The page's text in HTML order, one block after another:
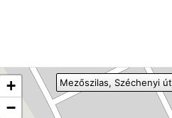
+
−
Mezőszilas, Széchenyi út